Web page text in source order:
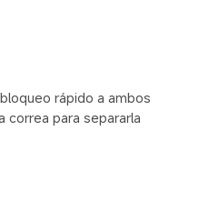
rápido a ambos
correa para separarla